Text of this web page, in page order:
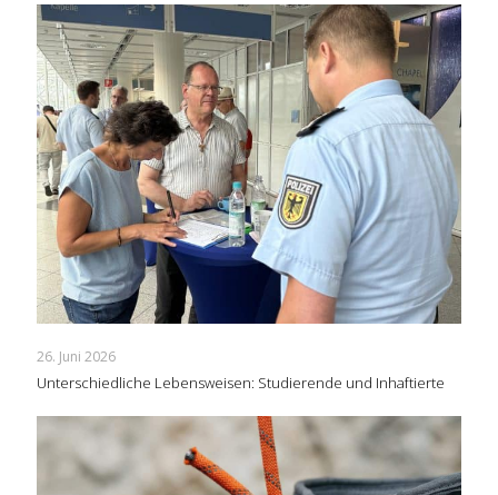
26. Juni 2026
Unterschiedliche Lebensweisen: Studierende und Inhaftierte